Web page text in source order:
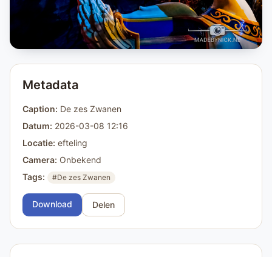
Metadata
Caption: De zes Zwanen
Datum: 2026-03-08 12:16
Locatie: efteling
Camera: Onbekend
Tags:
#De zes Zwanen
Download Delen